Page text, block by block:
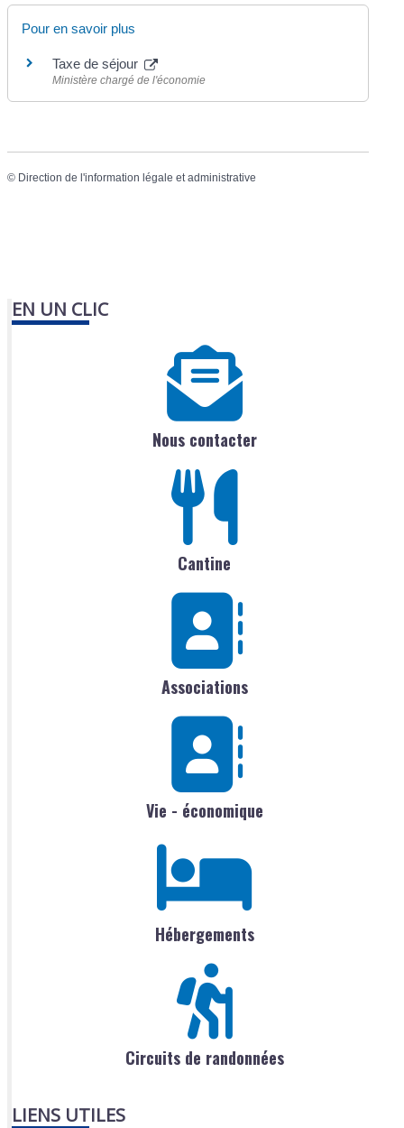
Pour en savoir plus
Taxe de séjour
Ministère chargé de l'économie
© Direction de l'information légale et administrative
EN UN CLIC
Nous contacter
Cantine
Associations
Vie - économique
Hébergements
Circuits de randonnées
LIENS UTILES